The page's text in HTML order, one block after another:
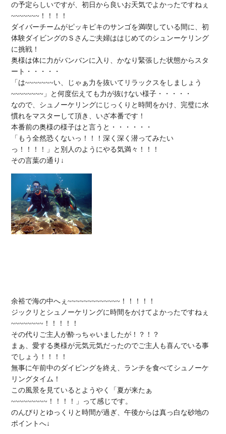
の予定らしいですが、初日から良いお天気でよかったですねぇ
~~~~~~~！！！！
ダイバーチームがピッキピキのサンゴを満喫している間に、初
体験ダイビングのＳさんご夫婦ははじめてのシュンーケリング
に挑戦！
奥様は体に力がバンバンに入り、かなり緊張した状態からスタ
ート・・・・・
「は~~~~~~~い、じゃぁ力を抜いてリラックスをしましょう
~~~~~~~~」と何度伝えても力が抜けない様子・・・・・
なので、シュノーケリングにじっくりと時間をかけ、完璧に水
慣れをマスターして頂き、いざ本番です！
本番前の奥様の様子はと言うと・・・・・・
「もう全然恐くないっ！！！深く深く潜ってみたい
っ！！！！」と別人のようにやる気満々！！！
余裕で海の中へぇ~~~~~~~~~~~~~！！！！！
ジックリとシュノーケリングに時間をかけてよかったですねぇ
~~~~~~~~！！！！！
その代りご主人が酔っちゃいましたが！？！？
まぁ、愛する奥様が元気元気だったのでご主人も喜んでいる事
でしょう！！！！
無事に午前中のダイビングを終え、ランチを食べてシュノーケ
リングタイム！
この風景を見ているとようやく「夏が来たぁ
~~~~~~~~~！！！！」って感じです。
のんびりとゆっくりと時間が過ぎ、午後からは真っ白な砂地の
ポイントへ↓